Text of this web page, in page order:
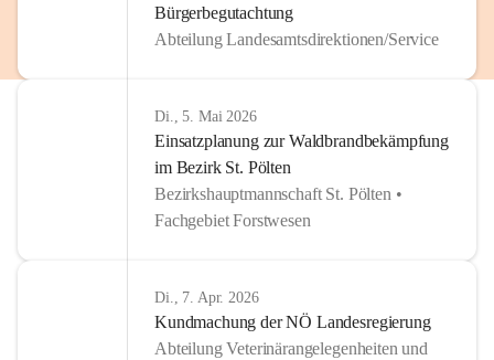
Bürgerbegutachtung
Abteilung Landesamtsdirektionen/Service
Di., 5. Mai 2026
Einsatzplanung zur Waldbrandbekämpfung
im Bezirk St. Pölten
Bezirkshauptmannschaft St. Pölten •
Fachgebiet Forstwesen
Di., 7. Apr. 2026
Kundmachung der NÖ Landesregierung
Abteilung Veterinärangelegenheiten und